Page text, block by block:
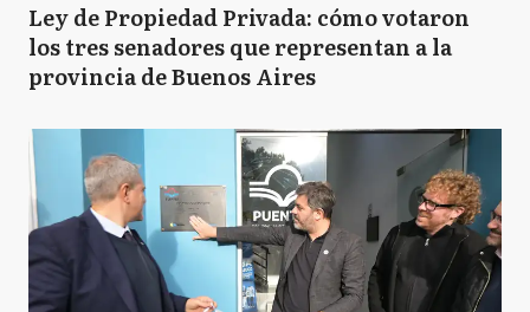
Ley de Propiedad Privada: cómo votaron
los tres senadores que representan a la
provincia de Buenos Aires